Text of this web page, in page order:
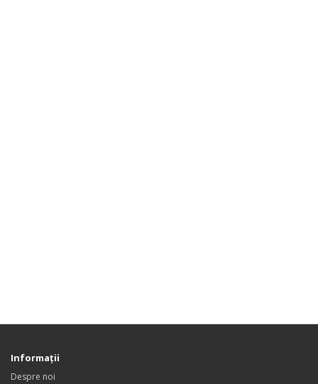
Informaţii
Despre noi